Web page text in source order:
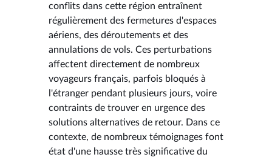
conflits dans cette région entraînent
régulièrement des fermetures d'espaces
aériens, des déroutements et des
annulations de vols. Ces perturbations
affectent directement de nombreux
voyageurs français, parfois bloqués à
l'étranger pendant plusieurs jours, voire
contraints de trouver en urgence des
solutions alternatives de retour. Dans ce
contexte, de nombreux témoignages font
état d'une hausse très significative du